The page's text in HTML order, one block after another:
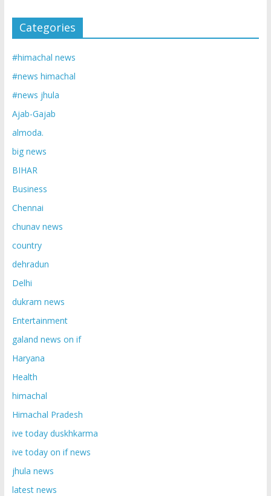
Categories
#himachal news
#news himachal
#news jhula
Ajab-Gajab
almoda.
big news
BIHAR
Business
Chennai
chunav news
country
dehradun
Delhi
dukram news
Entertainment
galand news on if
Haryana
Health
himachal
Himachal Pradesh
ive today duskhkarma
ive today on if news
jhula news
latest news